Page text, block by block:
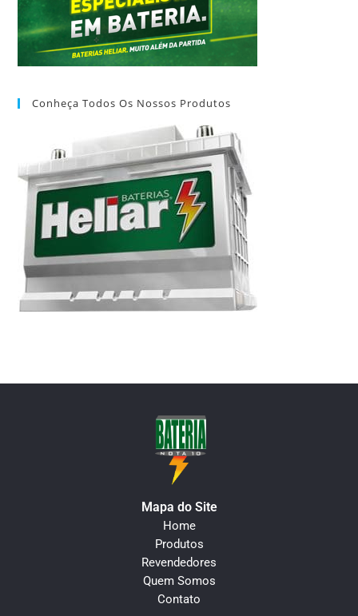
Conheça Todos Os Nossos Produtos
Mapa do Site
Home
Produtos
Revendedores
Quem Somos
Contato